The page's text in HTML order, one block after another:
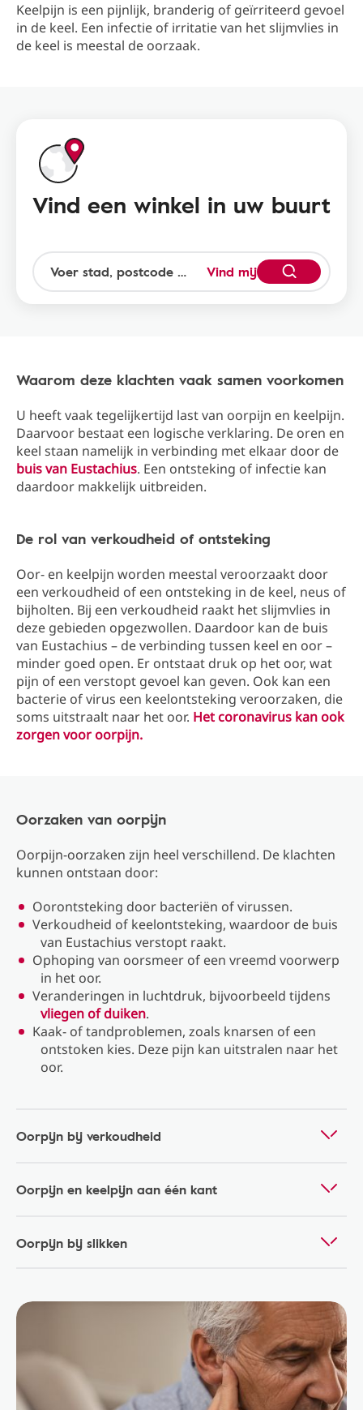
Keelpijn is een pijnlijk, branderig of geïrriteerd gevoel
in de keel. Een infectie of irritatie van het slijmvlies in
de keel is meestal de oorzaak.
Vind een winkel in uw buurt
Vind mij
Waarom deze klachten vaak samen voorkomen
U heeft vaak tegelijkertijd last van oorpijn en keelpijn.
Daarvoor bestaat een logische verklaring. De oren en
keel staan namelijk in verbinding met elkaar door de
buis van Eustachius. Een ontsteking of infectie kan
daardoor makkelijk uitbreiden.
De rol van verkoudheid of ontsteking
Oor- en keelpijn worden meestal veroorzaakt door
een verkoudheid of een ontsteking in de keel, neus of
bijholten. Bij een verkoudheid raakt het slijmvlies in
deze gebieden opgezwollen. Daardoor kan de buis
van Eustachius – de verbinding tussen keel en oor –
minder goed open. Er ontstaat druk op het oor, wat
pijn of een verstopt gevoel kan geven. Ook kan een
bacterie of virus een keelontsteking veroorzaken, die
soms uitstraalt naar het oor. Het coronavirus kan ook
zorgen voor oorpijn.
Oorzaken van oorpijn
Oorpijn-oorzaken zijn heel verschillend. De klachten
kunnen ontstaan door:
Oorontsteking door bacteriën of virussen.
Verkoudheid of keelontsteking, waardoor de buis
van Eustachius verstopt raakt.
Ophoping van oorsmeer of een vreemd voorwerp
in het oor.
Veranderingen in luchtdruk, bijvoorbeeld tijdens
vliegen of duiken.
Kaak- of tandproblemen, zoals knarsen of een
ontstoken kies. Deze pijn kan uitstralen naar het
oor.
Oorpijn bij verkoudheid
Oorpijn en keelpijn aan één kant
Oorpijn bij slikken